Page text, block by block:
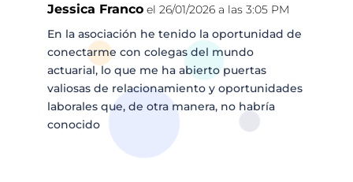
Jessica Franco el 26/01/2026 a las 3:05 PM
En la asociación he tenido la oportunidad de
conectarme con colegas del mundo
actuarial, lo que me ha abierto puertas
valiosas de relacionamiento y oportunidades
laborales que, de otra manera, no habría
conocido